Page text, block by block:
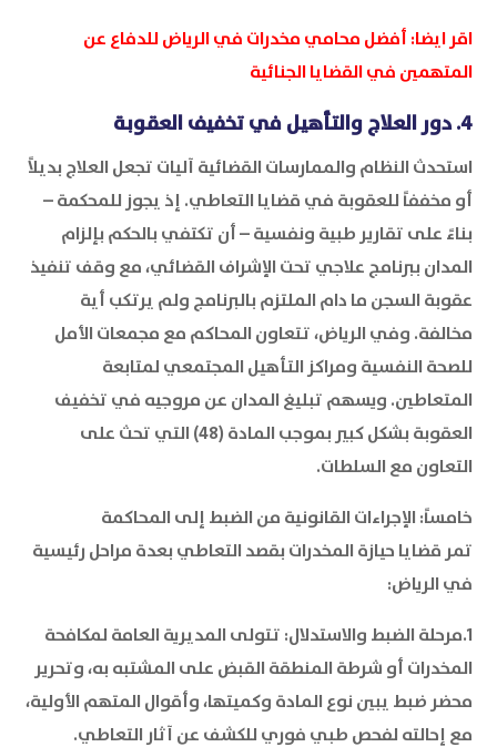
اقر ايضا: أفضل محامي مخدرات في الرياض للدفاع عن
المتهمين في القضايا الجنائية
4. دور العلاج والتأهيل في تخفيف العقوبة
استحدث النظام والممارسات القضائية آليات تجعل العلاج بديلاً
أو مخففاً للعقوبة في قضايا التعاطي. إذ يجوز للمحكمة –
بناءً على تقارير طبية ونفسية – أن تكتفي بالحكم بإلزام
المدان ببرنامج علاجي تحت الإشراف القضائي، مع وقف تنفيذ
عقوبة السجن ما دام الملتزم بالبرنامج ولم يرتكب أية
مخالفة. وفي الرياض، تتعاون المحاكم مع مجمعات الأمل
للصحة النفسية ومراكز التأهيل المجتمعي لمتابعة
المتعاطين. ويسهم تبليغ المدان عن مروجيه في تخفيف
العقوبة بشكل كبير بموجب المادة (48) التي تحث على
التعاون مع السلطات.
خامساً: الإجراءات القانونية من الضبط إلى المحاكمة
تمر قضايا حيازة المخدرات بقصد التعاطي بعدة مراحل رئيسية
في الرياض:
1.مرحلة الضبط والاستدلال: تتولى المديرية العامة لمكافحة
المخدرات أو شرطة المنطقة القبض على المشتبه به، وتحرير
محضر ضبط يبين نوع المادة وكميتها، وأقوال المتهم الأولية،
مع إحالته لفحص طبي فوري للكشف عن آثار التعاطي.